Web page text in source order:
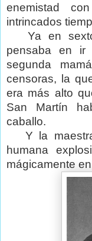
enemistad
intrincados
Ya en
pensaba en ir
segunda
censoras, la
era más alto
San Martín
caballo.
Y la
humana
mágicamente